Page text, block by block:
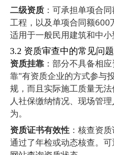
二级资质 ：可承担单项合
工程，以及单项合同额600
适用于一般民用建筑和中小
3.2 资质审查中的常见问题
资质挂靠 ：部分不具备相
靠"有资质企业的方式参与
规，而且实际施工质量无
人社保缴纳情况、现场管
为。
资质证书有效性 ：核查资
通过了年检或动态核查。